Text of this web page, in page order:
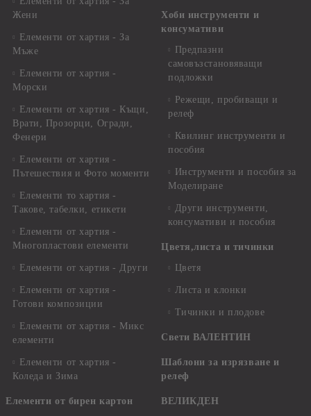
Жени
Елементи от хартия - За
Мъже
Елементи от хартия -
Морски
Елементи от хартия - Къщи,
Врати, Прозорци, Огради,
Фенери
Елементи от хартия -
Пътешествия и Фото моменти
Елементи то хартия -
Такове, табелки, етикети
Елементи от хартия -
Многопластови елементи
Елементи от хартия - Други
Елементи от хартия -
Готови композиции
Елементи от хартия - Микс
елементи
Елементи от хартия -
Коледа и Зима
Елементи от бирен картон
Хоби инструменти и
консумативи
Предпазни
самовъзстановяващи
подложки
Режещи, пробиващи и
релеф
Квилинг инструменти и
пособия
Инструменти и пособия за
Моделиране
Други инструменти,
консумативи и пособия
Цветя,листа и тичинки
Цветя
Листа и клонки
Тичинки и плодове
Свети ВАЛЕНТИН
Шаблони за изрязване и
релеф
ВЕЛИКДЕН